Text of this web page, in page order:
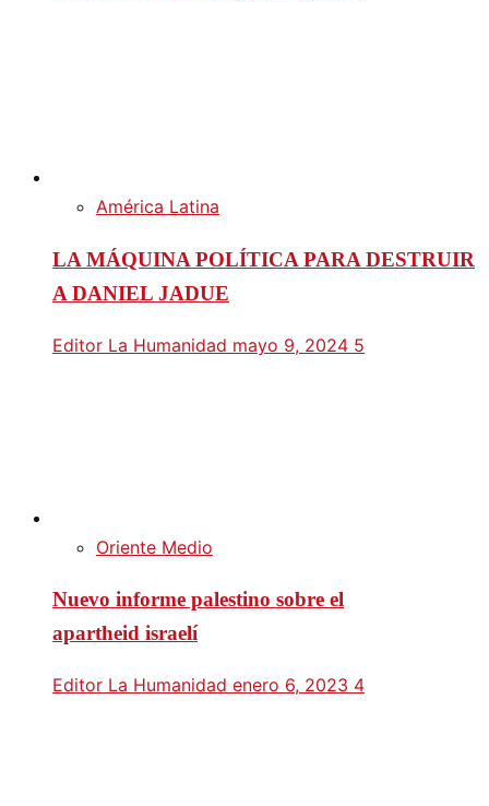
América Latina
LA MÁQUINA POLÍTICA PARA DESTRUIR
A DANIEL JADUE
Editor La Humanidad mayo 9, 2024 5
Oriente Medio
Nuevo informe palestino sobre el
apartheid israelí
Editor La Humanidad enero 6, 2023 4